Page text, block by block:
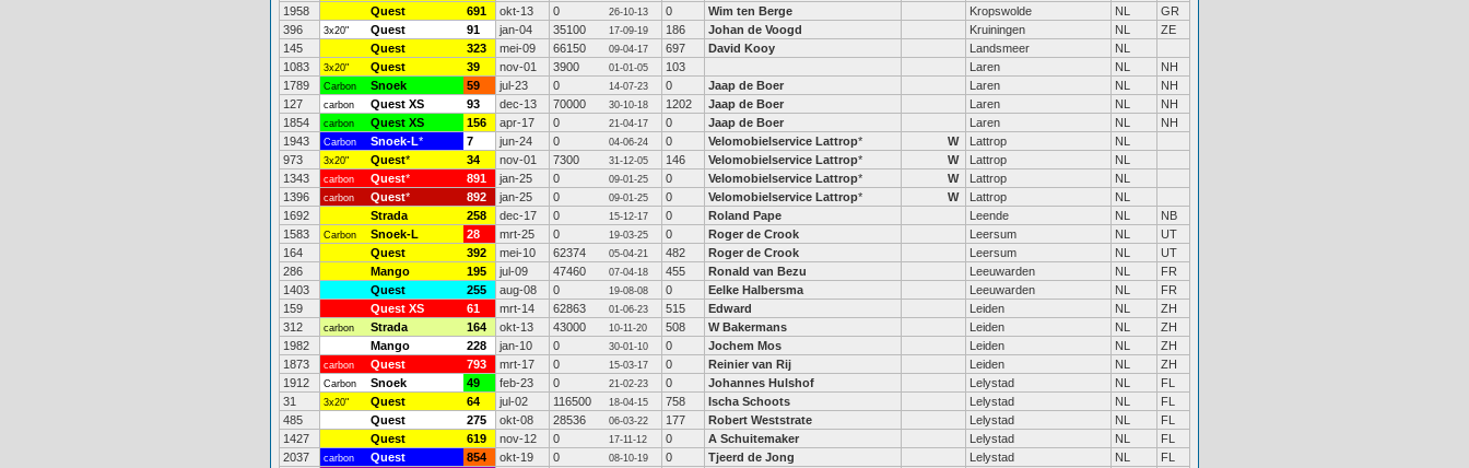
1958
Quest 691 okt-13 0 26-10-13 0 Wim ten Berge Kropswolde NL
GR
396
3x20" Quest 91 jan-04 35100 17-09-19 186 Johan de Voogd Kruiningen NL
ZE
145
Quest 323 mei-09 66150 09-04-17 697 David Kooy Landsmeer
NL
1083
3x20" Quest 39 nov-01 3900 01-01-05 103 Laren NL
NH
1789
Carbon Snoek 59 jul-23 0 14-07-23 0 Jaap de Boer Laren NL
NH
127
carbon Quest XS 93 dec-13 70000 30-10-18 1202 Jaap de Boer Laren NL
NH
1854
carbon Quest XS 156 apr-17 0 21-04-17 0 Jaap de Boer Laren NL
NH
1943
Carbon Snoek-L* 7 jun-24 0 04-06-24 0 Velomobielservice Lattrop* W Lattrop
NL
973
3x20" Quest* 34 nov-01 7300 31-12-05 146 Velomobielservice Lattrop* W Lattrop
NL
1343
carbon Quest* 891 jan-25 0 09-01-25 0 Velomobielservice Lattrop* W Lattrop
NL
1396
carbon Quest* 892 jan-25 0 09-01-25 0 Velomobielservice Lattrop* W Lattrop
NL
1692
Strada 258 dec-17 0 15-12-17 0 Roland Pape Leende NL
NB
1583
Carbon Snoek-L 28 mrt-25 0 19-03-25 0 Roger de Crook Leersum NL
UT
164
Quest 392 mei-10 62374 05-04-21 482 Roger de Crook Leersum NL
UT
286
Mango 195 jul-09 47460 07-04-18 455 Ronald van Bezu Leeuwarden NL
FR
1403
Quest 255 aug-08 0 19-08-08 0 Eelke Halbersma Leeuwarden NL
FR
159
Quest XS 61 mrt-14 62863 01-06-23 515 Edward Leiden NL
ZH
312
carbon Strada 164 okt-13 43000 10-11-20 508 W Bakermans Leiden NL
ZH
1982
Mango 228 jan-10 0 30-01-10 0 Jochem Mos Leiden NL
ZH
1873
carbon Quest 793 mrt-17 0 15-03-17 0 Reinier van Rij Leiden NL
ZH
1912
Carbon Snoek 49 feb-23 0 21-02-23 0 Johannes Hulshof Lelystad NL
FL
31
3x20" Quest 64 jul-02 116500 18-04-15 758 Ischa Schoots Lelystad NL
FL
485
Quest 275 okt-08 28536 06-03-22 177 Robert Weststrate Lelystad NL
FL
1427
Quest 619 nov-12 0 17-11-12 0 A Schuitemaker Lelystad NL
FL
2037
carbon Quest 854 okt-19 0 08-10-19 0 Tjeerd de Jong Lelystad NL
FL